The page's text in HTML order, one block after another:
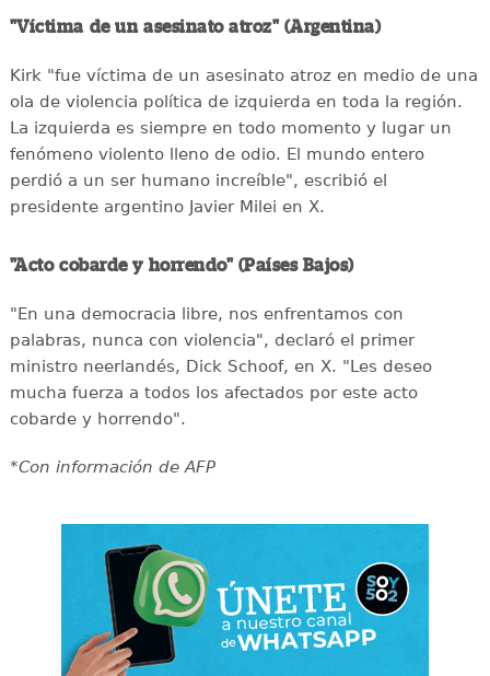
"Víctima de un asesinato atroz" (Argentina)
Kirk "fue víctima de un asesinato atroz en medio de una
ola de violencia política de izquierda en toda la región.
La izquierda es siempre en todo momento y lugar un
fenómeno violento lleno de odio. El mundo entero
perdió a un ser humano increíble", escribió el
presidente argentino Javier Milei en X.
"Acto cobarde y horrendo" (Países Bajos)
"En una democracia libre, nos enfrentamos con
palabras, nunca con violencia", declaró el primer
ministro neerlandés, Dick Schoof, en X. "Les deseo
mucha fuerza a todos los afectados por este acto
cobarde y horrendo".
*Con información de AFP